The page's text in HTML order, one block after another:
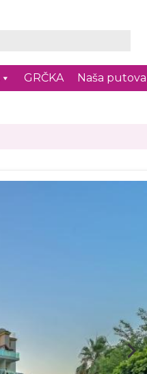
GRČKA Naša